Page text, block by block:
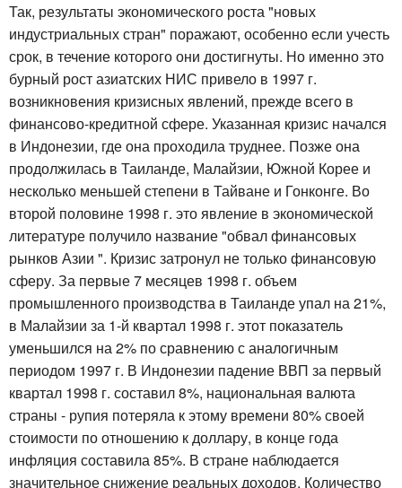
Так, результаты экономического роста "новых
индустриальных стран" поражают, особенно если учесть
срок, в течение которого они достигнуты. Но именно это
бурный рост азиатских НИС привело в 1997 г.
возникновения кризисных явлений, прежде всего в
финансово-кредитной сфере. Указанная кризис начался
в Индонезии, где она проходила труднее. Позже она
продолжилась в Таиланде, Малайзии, Южной Корее и
несколько меньшей степени в Тайване и Гонконге. Во
второй половине 1998 г. это явление в экономической
литературе получило название "обвал финансовых
рынков Азии ". Кризис затронул не только финансовую
сферу. За первые 7 месяцев 1998 г. объем
промышленного производства в Таиланде упал на 21%,
в Малайзии за 1-й квартал 1998 г. этот показатель
уменьшился на 2% по сравнению с аналогичным
периодом 1997 г. В Индонезии падение ВВП за первый
квартал 1998 г. составил 8%, национальная валюта
страны - рупия потеряла к этому времени 80% своей
стоимости по отношению к доллару, в конце года
инфляция составила 85%. В стране наблюдается
значительное снижение реальных доходов. Количество